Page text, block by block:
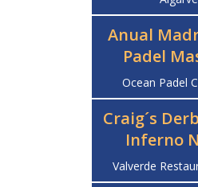
Anual
Padel
Ocean Padel
Craig´s
Inferno
Valverde